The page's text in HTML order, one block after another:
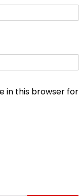
in this browser for